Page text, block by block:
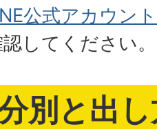
公式アカウン
してください。
別と出